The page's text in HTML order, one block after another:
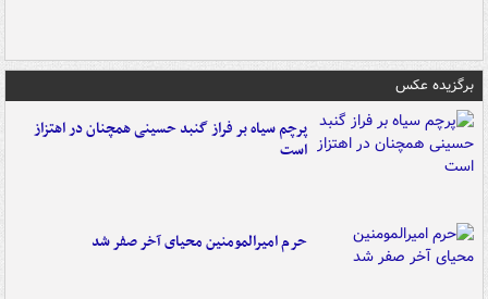
برگزیده عکس
پرچم سیاه بر فراز گنبد حسینی همچنان در اهتزاز
است
حرم امیرالمومنین محیای آخر صفر شد